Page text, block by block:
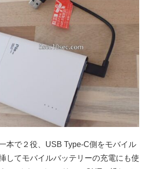
本で２役、USB Type-C側をモバイル
してモバイルバッテリーの充電にも使